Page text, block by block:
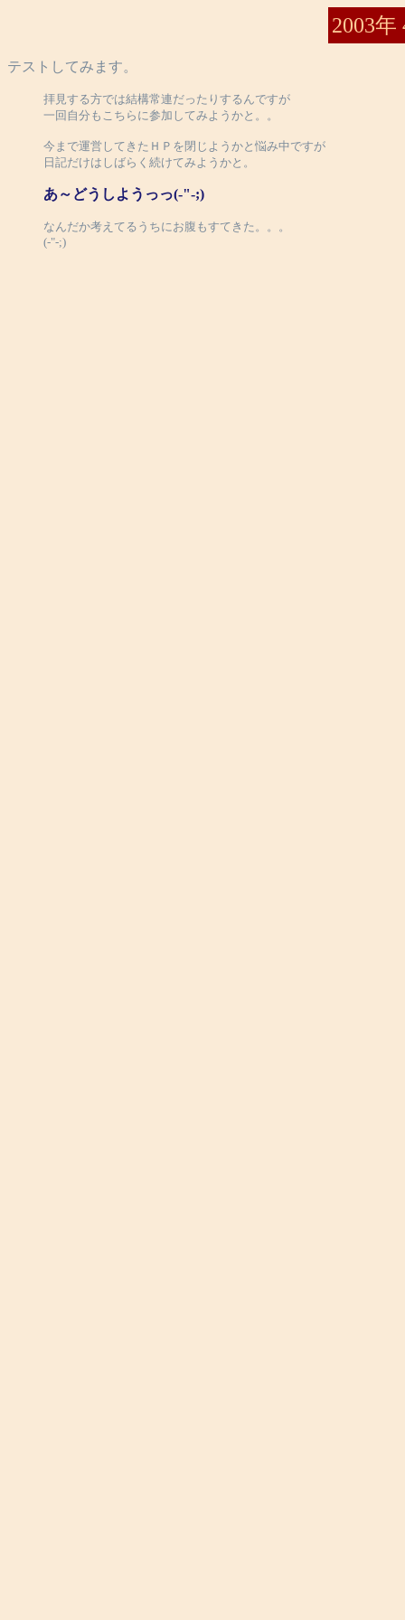
2003年
テストしてみます。
拝見する方では結構常連だったりするんですが
一回自分もこちらに参加してみようかと。。
今まで運営してきたＨＰを閉じようかと悩み中ですが
日記だけはしばらく続けてみようかと。
あ～どうしようっっ(-"-;)
なんだか考えてるうちにお腹もすてきた。。。
(-"-;)